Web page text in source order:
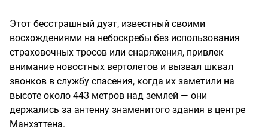
Этот бесстрашный дуэт, известный своими
восхождениями на небоскребы без использования
страховочных тросов или снаряжения, привлек
внимание новостных вертолетов и вызвал шквал
звонков в службу спасения, когда их заметили на
высоте около 443 метров над землей — они
держались за антенну знаменитого здания в центре
Манхэттена.